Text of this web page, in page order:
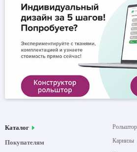
Каталог
Покупателям
Карнизы